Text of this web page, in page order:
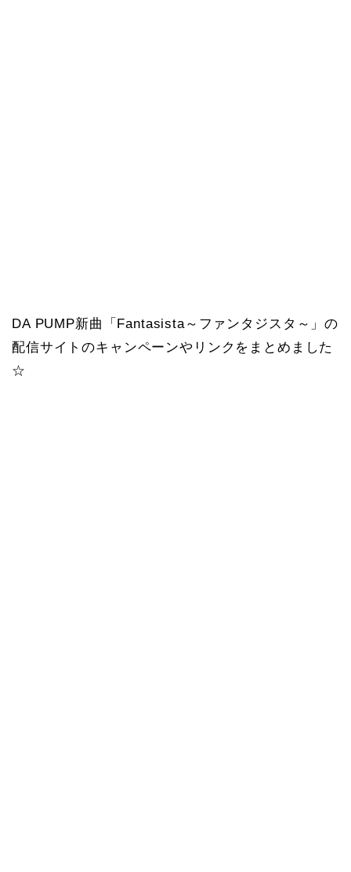
DA PUMP新曲「Fantasista～ファンタジスタ～」の
配信サイトのキャンペーンやリンクをまとめました
☆